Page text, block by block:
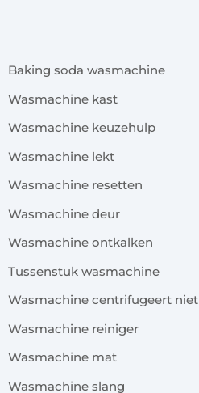
Baking soda wasmachine
Wasmachine kast
Wasmachine keuzehulp
Wasmachine lekt
Wasmachine resetten
Wasmachine deur
Wasmachine ontkalken
Tussenstuk wasmachine
Wasmachine centrifugeert niet
Wasmachine reiniger
Wasmachine mat
Wasmachine slang